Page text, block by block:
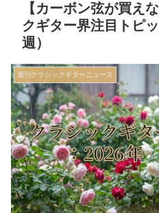
【カーボン弦が買え
クギター界注目トピ
週）
週刊クラシックギターニュース